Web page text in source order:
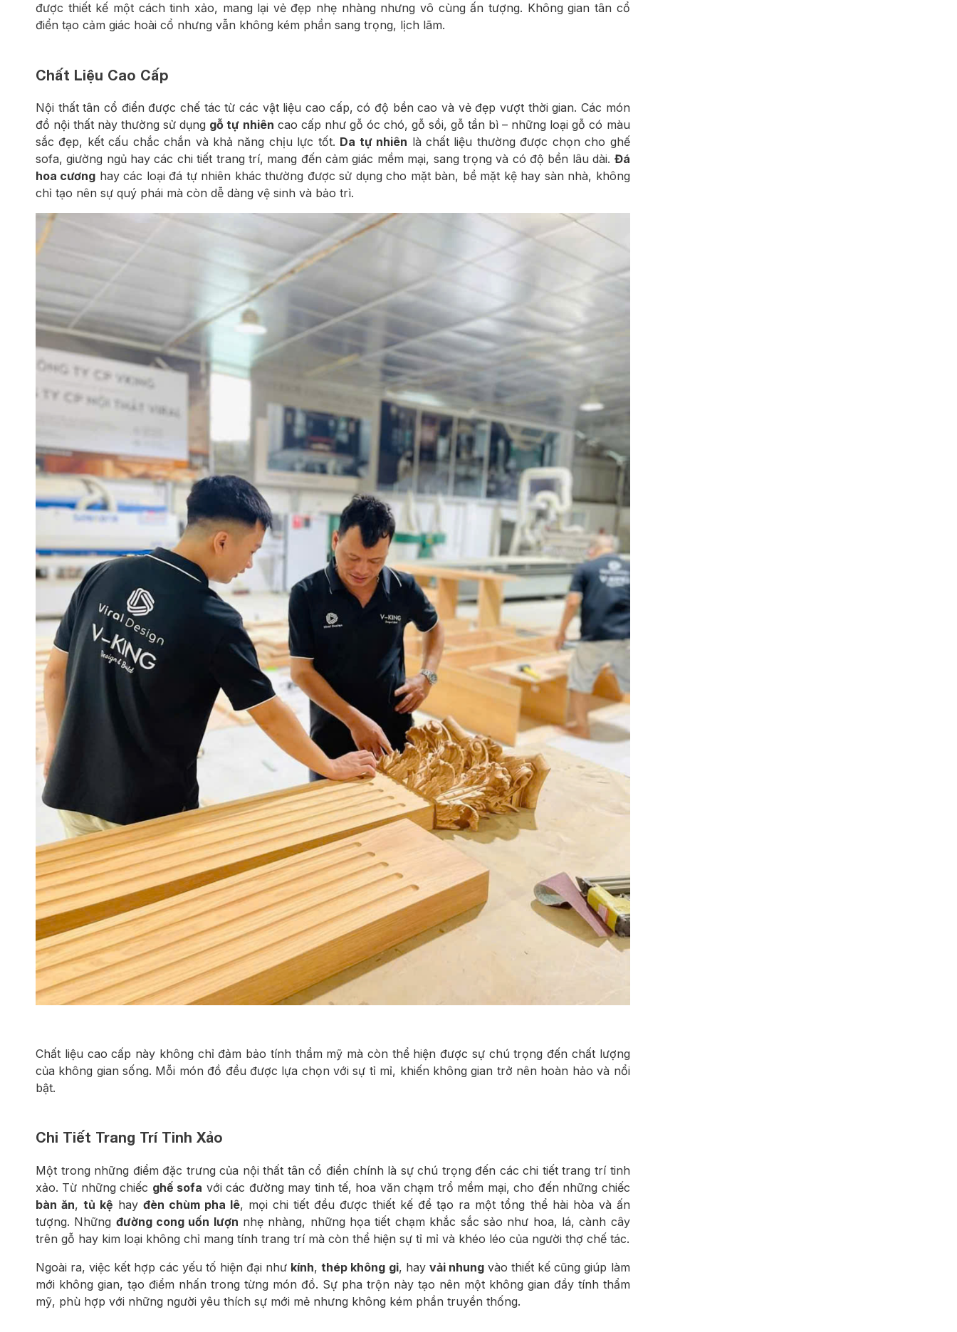
được thiết kế một cách tinh xảo, mang lại vẻ đẹp nhẹ nhàng nhưng vô cùng ấn tượng. Không gian tân cổ
điển tạo cảm giác hoài cổ nhưng vẫn không kém phần sang trọng, lịch lãm.
Chất Liệu Cao Cấp
Nội thất tân cổ điển được chế tác từ các vật liệu cao cấp, có độ bền cao và vẻ đẹp vượt thời gian. Các món
đồ nội thất này thường sử dụng gỗ tự nhiên cao cấp như gỗ óc chó, gỗ sồi, gỗ tần bì – những loại gỗ có màu
sắc đẹp, kết cấu chắc chắn và khả năng chịu lực tốt. Da tự nhiên là chất liệu thường được chọn cho ghế
sofa, giường ngủ hay các chi tiết trang trí, mang đến cảm giác mềm mại, sang trọng và có độ bền lâu dài. Đá
hoa cương hay các loại đá tự nhiên khác thường được sử dụng cho mặt bàn, bề mặt kệ hay sàn nhà, không
chỉ tạo nên sự quý phái mà còn dễ dàng vệ sinh và bảo trì.
Chất liệu cao cấp này không chỉ đảm bảo tính thẩm mỹ mà còn thể hiện được sự chú trọng đến chất lượng
của không gian sống. Mỗi món đồ đều được lựa chọn với sự tỉ mỉ, khiến không gian trở nên hoàn hảo và nổi
bật.
Chi Tiết Trang Trí Tinh Xảo
Một trong những điểm đặc trưng của nội thất tân cổ điển chính là sự chú trọng đến các chi tiết trang trí tinh
xảo. Từ những chiếc ghế sofa với các đường may tinh tế, hoa văn chạm trổ mềm mại, cho đến những chiếc
bàn ăn,tủ kệ hayđèn chùm pha lê, mọi chi tiết đều được thiết kế để tạo ra một tổng thể hài hòa và ấn
tượng. Những đường cong uốn lượn nhẹ nhàng, những họa tiết chạm khắc sắc sảo như hoa, lá, cành cây
trên gỗ hay kim loại không chỉ mang tính trang trí mà còn thể hiện sự tỉ mỉ và khéo léo của người thợ chế tác.
Ngoài ra, việc kết hợp các yếu tố hiện đại như kính,thép không gỉ, hay vải nhungvào thiết kế cũng giúp làm
mới không gian, tạo điểm nhấn trong từng món đồ. Sự pha trộn này tạo nên một không gian đầy tính thẩm
mỹ, phù hợp với những người yêu thích sự mới mẻ nhưng không kém phần truyền thống.